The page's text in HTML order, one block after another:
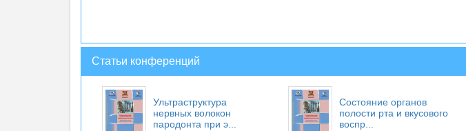
Статьи конференций
Ультраструктура
нервных волокон
пародонта при э...
Состояние органов
полости рта и вкусового
воспр...